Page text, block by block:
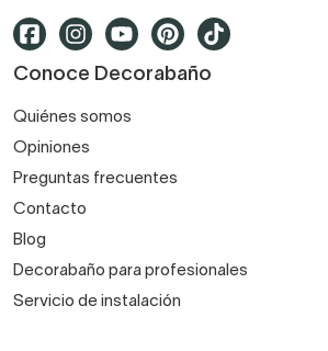
Conoce Decorabaño
Quiénes somos
Opiniones
Preguntas frecuentes
Contacto
Blog
Decorabaño para profesionales
Servicio de instalación